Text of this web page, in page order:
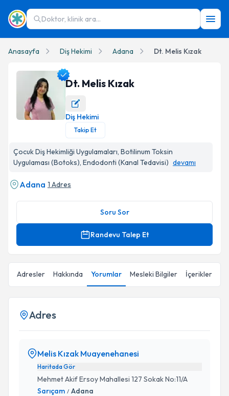
Doktor, klinik ara...
Anasayfa Diş Hekimi Adana Dt. Melis Kızak
Dt. Melis Kızak Profil Fotoğrafı
Dt. Melis Kızak
Diş Hekimi
Takip Et
Çocuk Diş Hekimliği Uygulamaları, Botilinum Toksin
Uygulaması (Botoks), Endodonti (Kanal Tedavisi) devamı
Adana 1 Adres
Soru Sor
Randevu Talep Et
Adresler Hakkında Yorumlar Mesleki Bilgiler İçerikler
Adres
Melis Kızak Muayenehanesi
Haritada Gör
Mehmet Akif Ersoy Mahallesi 127 Sokak No:11/A
Sarıçam / Adana